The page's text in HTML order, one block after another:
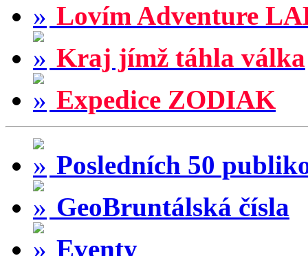
Lovím Adventure
Kraj jímž táhla válka
Expedice ZODIAK
Posledních 50
GeoBruntálská čísla
Eventy